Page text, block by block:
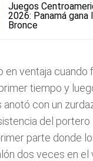
Juegos
2026: Panamá gana
Bronce
en ventaja cuando
tiempo y
anotó con un
del portero
parte donde
dos veces en el